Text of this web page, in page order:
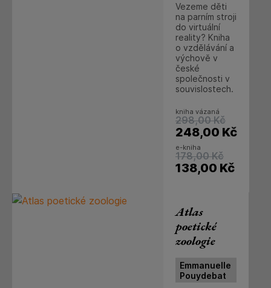
Vezeme děti
na parním stroji
do virtuální
reality? Kniha
o vzdělávání a
výchově v
české
společnosti v
souvislostech.
kniha vázaná
298,00 Kč
248,00 Kč
e-kniha
178,00 Kč
138,00 Kč
Atlas
poetické
zoologie
Emmanuelle
Pouydebat